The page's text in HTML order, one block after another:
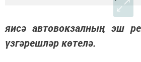
яисә автовокзалның эш
үзгәрешләр көтелә.